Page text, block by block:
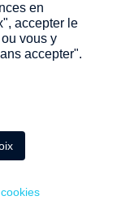
en
accepter le
vous y
accepter".